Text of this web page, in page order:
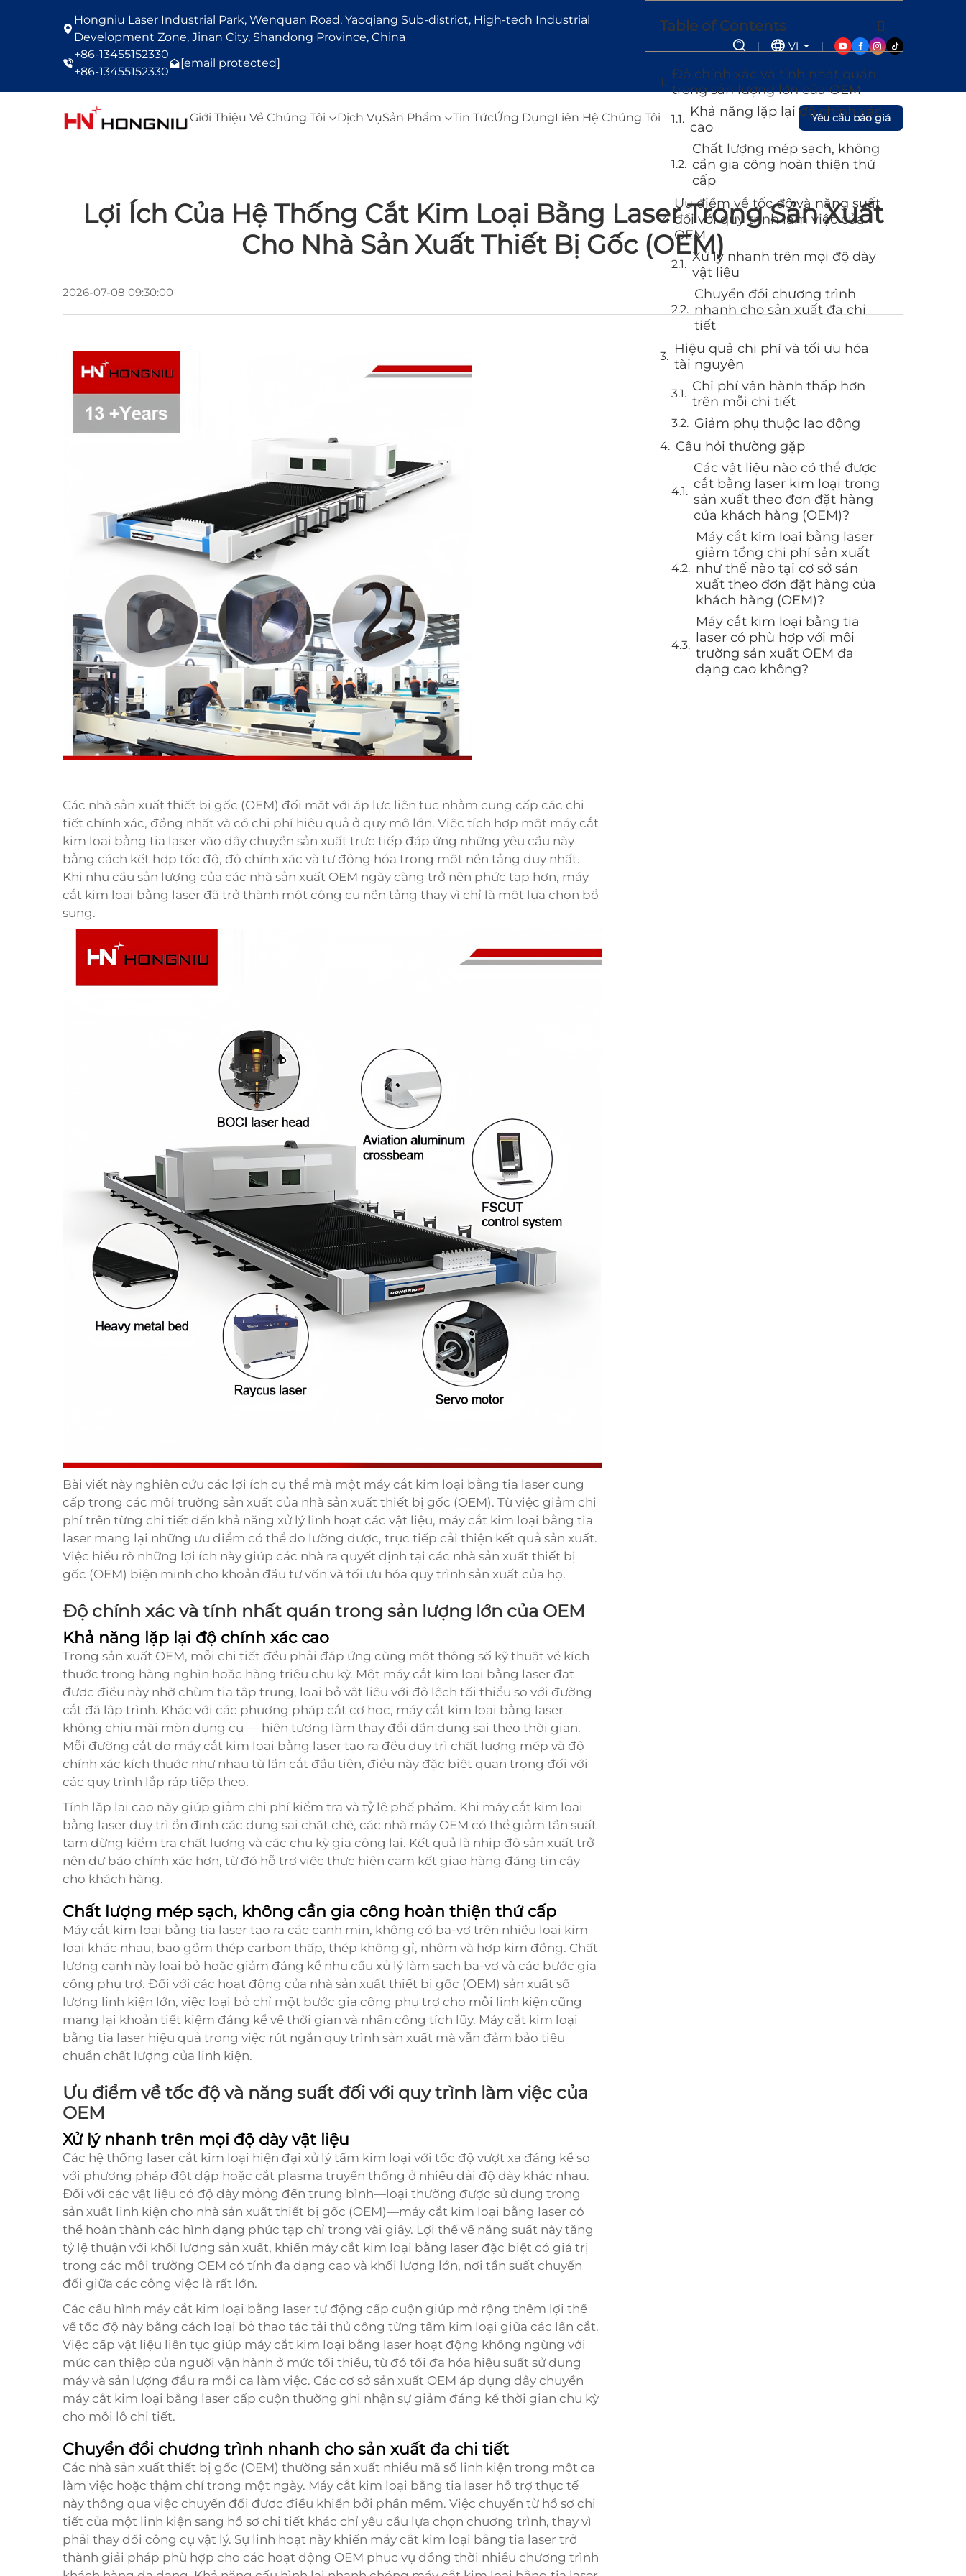
Hongniu Laser Industrial Park, Wenquan Road, Yaoqiang Sub-district, High-tech Industrial
Development Zone, Jinan City, Shandong Province, China
+86-13455152330
+86-13455152330
[email protected]
VI
Giới Thiệu Về Chúng Tôi Dịch VụSản Phẩm Tin TứcỨng DụngLiên Hệ Chúng Tôi Yêu cầu báo giá
Lợi Ích Của Hệ Thống Cắt Kim Loại Bằng Laser Trong Sản Xuất
Cho Nhà Sản Xuất Thiết Bị Gốc (OEM)
2026-07-08 09:30:00
Các nhà sản xuất thiết bị gốc (OEM) đối mặt với áp lực liên tục nhằm cung cấp các chi
tiết chính xác, đồng nhất và có chi phí hiệu quả ở quy mô lớn. Việc tích hợp một máy cắt
kim loại bằng tia laser vào dây chuyền sản xuất trực tiếp đáp ứng những yêu cầu này
bằng cách kết hợp tốc độ, độ chính xác và tự động hóa trong một nền tảng duy nhất.
Khi nhu cầu sản lượng của các nhà sản xuất OEM ngày càng trở nên phức tạp hơn, máy
cắt kim loại bằng laser đã trở thành một công cụ nền tảng thay vì chỉ là một lựa chọn bổ
sung.
Bài viết này nghiên cứu các lợi ích cụ thể mà một máy cắt kim loại bằng tia laser cung
cấp trong các môi trường sản xuất của nhà sản xuất thiết bị gốc (OEM). Từ việc giảm chi
phí trên từng chi tiết đến khả năng xử lý linh hoạt các vật liệu, máy cắt kim loại bằng tia
laser mang lại những ưu điểm có thể đo lường được, trực tiếp cải thiện kết quả sản xuất.
Việc hiểu rõ những lợi ích này giúp các nhà ra quyết định tại các nhà sản xuất thiết bị
gốc (OEM) biện minh cho khoản đầu tư vốn và tối ưu hóa quy trình sản xuất của họ.
Độ chính xác và tính nhất quán trong sản lượng lớn của OEM
Khả năng lặp lại độ chính xác cao
Trong sản xuất OEM, mỗi chi tiết đều phải đáp ứng cùng một thông số kỹ thuật về kích
thước trong hàng nghìn hoặc hàng triệu chu kỳ. Một máy cắt kim loại bằng laser đạt
được điều này nhờ chùm tia tập trung, loại bỏ vật liệu với độ lệch tối thiểu so với đường
cắt đã lập trình. Khác với các phương pháp cắt cơ học, máy cắt kim loại bằng laser
không chịu mài mòn dụng cụ — hiện tượng làm thay đổi dần dung sai theo thời gian.
Mỗi đường cắt do máy cắt kim loại bằng laser tạo ra đều duy trì chất lượng mép và độ
chính xác kích thước như nhau từ lần cắt đầu tiên, điều này đặc biệt quan trọng đối với
các quy trình lắp ráp tiếp theo.
Tính lặp lại cao này giúp giảm chi phí kiểm tra và tỷ lệ phế phẩm. Khi máy cắt kim loại
bằng laser duy trì ổn định các dung sai chặt chẽ, các nhà máy OEM có thể giảm tần suất
tạm dừng kiểm tra chất lượng và các chu kỳ gia công lại. Kết quả là nhịp độ sản xuất trở
nên dự báo chính xác hơn, từ đó hỗ trợ việc thực hiện cam kết giao hàng đáng tin cậy
cho khách hàng.
Chất lượng mép sạch, không cần gia công hoàn thiện thứ cấp
Máy cắt kim loại bằng tia laser tạo ra các cạnh mịn, không có ba-vơ trên nhiều loại kim
loại khác nhau, bao gồm thép carbon thấp, thép không gỉ, nhôm và hợp kim đồng. Chất
lượng cạnh này loại bỏ hoặc giảm đáng kể nhu cầu xử lý làm sạch ba-vơ và các bước gia
công phụ trợ. Đối với các hoạt động của nhà sản xuất thiết bị gốc (OEM) sản xuất số
lượng linh kiện lớn, việc loại bỏ chỉ một bước gia công phụ trợ cho mỗi linh kiện cũng
mang lại khoản tiết kiệm đáng kể về thời gian và nhân công tích lũy. Máy cắt kim loại
bằng tia laser hiệu quả trong việc rút ngắn quy trình sản xuất mà vẫn đảm bảo tiêu
chuẩn chất lượng của linh kiện.
Ưu điểm về tốc độ và năng suất đối với quy trình làm việc của
OEM
Xử lý nhanh trên mọi độ dày vật liệu
Các hệ thống laser cắt kim loại hiện đại xử lý tấm kim loại với tốc độ vượt xa đáng kể so
với phương pháp đột dập hoặc cắt plasma truyền thống ở nhiều dải độ dày khác nhau.
Đối với các vật liệu có độ dày mỏng đến trung bình—loại thường được sử dụng trong
sản xuất linh kiện cho nhà sản xuất thiết bị gốc (OEM)—máy cắt kim loại bằng laser có
thể hoàn thành các hình dạng phức tạp chỉ trong vài giây. Lợi thế về năng suất này tăng
tỷ lệ thuận với khối lượng sản xuất, khiến máy cắt kim loại bằng laser đặc biệt có giá trị
trong các môi trường OEM có tính đa dạng cao và khối lượng lớn, nơi tần suất chuyển
đổi giữa các công việc là rất lớn.
Các cấu hình máy cắt kim loại bằng laser tự động cấp cuộn giúp mở rộng thêm lợi thế
về tốc độ này bằng cách loại bỏ thao tác tải thủ công từng tấm kim loại giữa các lần cắt.
Việc cấp vật liệu liên tục giúp máy cắt kim loại bằng laser hoạt động không ngừng với
mức can thiệp của người vận hành ở mức tối thiểu, từ đó tối đa hóa hiệu suất sử dụng
máy và sản lượng đầu ra mỗi ca làm việc. Các cơ sở sản xuất OEM áp dụng dây chuyền
máy cắt kim loại bằng laser cấp cuộn thường ghi nhận sự giảm đáng kể thời gian chu kỳ
cho mỗi lô chi tiết.
Chuyển đổi chương trình nhanh cho sản xuất đa chi tiết
Các nhà sản xuất thiết bị gốc (OEM) thường sản xuất nhiều mã số linh kiện trong một ca
làm việc hoặc thậm chí trong một ngày. Máy cắt kim loại bằng tia laser hỗ trợ thực tế
này thông qua việc chuyển đổi được điều khiển bởi phần mềm. Việc chuyển từ hồ sơ chi
tiết của một linh kiện sang hồ sơ chi tiết khác chỉ yêu cầu lựa chọn chương trình, thay vì
phải thay đổi công cụ vật lý. Sự linh hoạt này khiến máy cắt kim loại bằng tia laser trở
thành giải pháp phù hợp cho các hoạt động OEM phục vụ đồng thời nhiều chương trình
Table of Contents
Độ chính xác và tính nhất quán
trong sản lượng lớn của OEM
Khả năng lặp lại độ chính xác
cao
Chất lượng mép sạch, không
cần gia công hoàn thiện thứ
cấp
Ưu điểm về tốc độ và năng suất
đối với quy trình làm việc của
OEM
Xử lý nhanh trên mọi độ dày
vật liệu
Chuyển đổi chương trình
nhanh cho sản xuất đa chi
tiết
Hiệu quả chi phí và tối ưu hóa
tài nguyên
Chi phí vận hành thấp hơn
trên mỗi chi tiết
Giảm phụ thuộc lao động
Câu hỏi thường gặp
Các vật liệu nào có thể được
cắt bằng laser kim loại trong
sản xuất theo đơn đặt hàng
của khách hàng (OEM)?
Máy cắt kim loại bằng laser
giảm tổng chi phí sản xuất
như thế nào tại cơ sở sản
xuất theo đơn đặt hàng của
khách hàng (OEM)?
Máy cắt kim loại bằng tia
laser có phù hợp với môi
trường sản xuất OEM đa
dạng cao không?